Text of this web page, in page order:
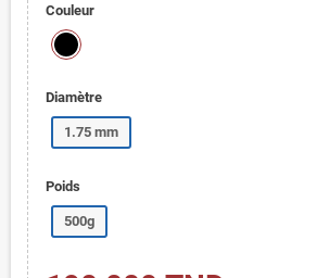
Couleur
Diamètre
1.75 mm
Poids
500g